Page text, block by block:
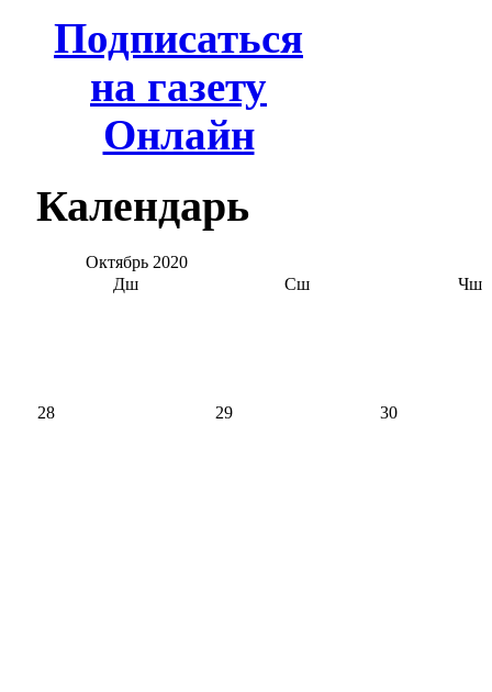
Подписаться
на газету
Онлайн
Календарь
Октябрь 2020
Дш
Сш Чш
28 29 30